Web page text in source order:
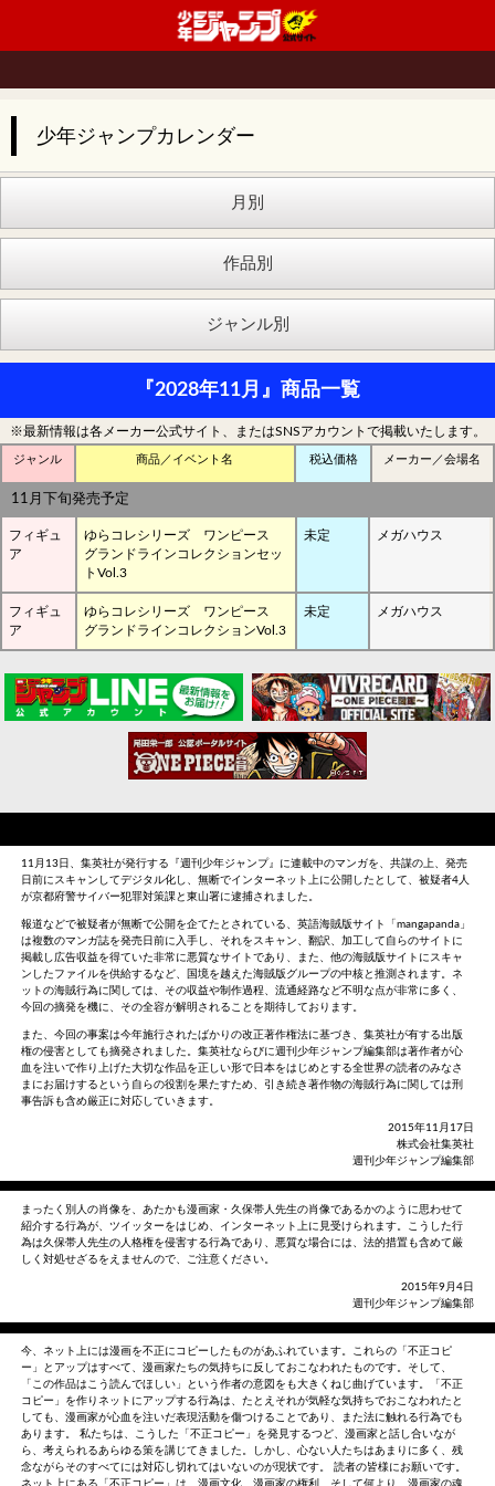
少年ジャンプカレンダー
『2028年11月』商品一覧
※最新情報は各メーカー公式サイト、またはSNSアカウントで掲載いたします。
ジャンル 商品／イベント名 税込価格 メーカー／会場名
11月下旬発売予定
フィギュ
ア
ゆらコレシリーズ ワンピース
グランドラインコレクションセッ
トVol.3
未定 メガハウス
フィギュ
ア
ゆらコレシリーズ ワンピース
グランドラインコレクションVol.3
未定 メガハウス
11月13日、集英社が発行する『週刊少年ジャンプ』に連載中のマンガを、共謀の上、発売
日前にスキャンしてデジタル化し、無断でインターネット上に公開したとして、被疑者4人
が京都府警サイバー犯罪対策課と東山署に逮捕されました。
報道などで被疑者が無断で公開を企てたとされている、英語海賊版サイト「mangapanda」
は複数のマンガ誌を発売日前に入手し、それをスキャン、翻訳、加工して自らのサイトに
掲載し広告収益を得ていた非常に悪質なサイトであり、また、他の海賊版サイトにスキャ
ンしたファイルを供給するなど、国境を越えた海賊版グループの中核と推測されます。ネ
ットの海賊行為に関しては、その収益や制作過程、流通経路など不明な点が非常に多く、
今回の摘発を機に、その全容が解明されることを期待しております。
また、今回の事案は今年施行されたばかりの改正著作権法に基づき、集英社が有する出版
権の侵害としても摘発されました。集英社ならびに週刊少年ジャンプ編集部は著作者が心
血を注いで作り上げた大切な作品を正しい形で日本をはじめとする全世界の読者のみなさ
まにお届けするという自らの役割を果たすため、引き続き著作物の海賊行為に関しては刑
事告訴も含め厳正に対応していきます。
2015年11月17日
株式会社集英社
週刊少年ジャンプ編集部
まったく別人の肖像を、あたかも漫画家・久保帯人先生の肖像であるかのように思わせて
紹介する行為が、ツイッターをはじめ、インターネット上に見受けられます。こうした行
為は久保帯人先生の人格権を侵害する行為であり、悪質な場合には、法的措置も含めて厳
しく対処せざるをえませんので、ご注意ください。
2015年9月4日
週刊少年ジャンプ編集部
今、ネット上には漫画を不正にコピーしたものがあふれています。これらの「不正コピ
ー」とアップはすべて、漫画家たちの気持ちに反しておこなわれたものです。そして、
「この作品はこう読んでほしい」という作者の意図をも大きくねじ曲げています。「不正
コピー」を作りネットにアップする行為は、たとえそれが気軽な気持ちでおこなわれたと
しても、漫画家が心血を注いだ表現活動を傷つけることであり、また法に触れる行為でも
あります。 私たちは、こうした「不正コピー」を発見するつど、漫画家と話し合いなが
ら、考えられるあらゆる策を講じてきました。しかし、心ない人たちはあまりに多く、残
念ながらそのすべてには対応し切れてはいないのが現状です。 読者の皆様にお願いです。